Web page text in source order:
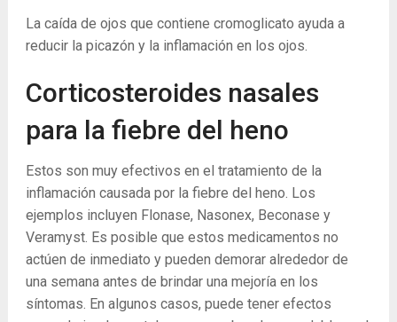
La caída de ojos que contiene cromoglicato ayuda a
reducir la picazón y la inflamación en los ojos.
Corticosteroides nasales
para la fiebre del heno
Estos son muy efectivos en el tratamiento de la
inflamación causada por la fiebre del heno. Los
ejemplos incluyen Flonase, Nasonex, Beconase y
Veramyst. Es posible que estos medicamentos no
actúen de inmediato y pueden demorar alrededor de
una semana antes de brindar una mejoría en los
síntomas. En algunos casos, puede tener efectos